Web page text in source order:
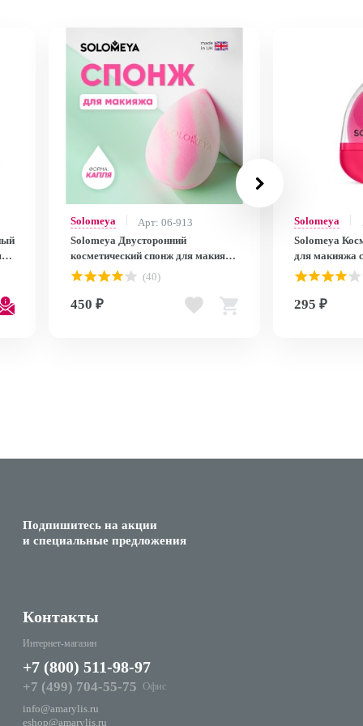
Solomeya
Арт: 06-913
Solomeya Двусторонний
косметический спонж для макияжа
“Капля”/ Drop Double-ended
(40)
450 ₽
Solomeya
Solomeya
для макияжа
blending
295 ₽
Подпишитесь на акции
и специальные предложения
Контакты
Интернет-магазин
+7 (800) 511-98-97
+7 (499) 704-55-75 Офис
info@amarylis.ru
eshop@amarylis.ru